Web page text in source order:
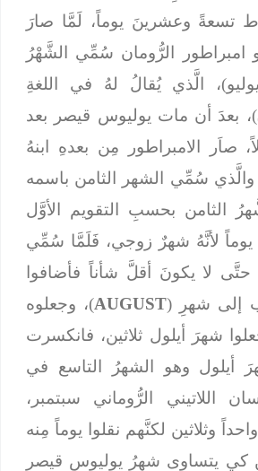
تسعةً وعشرينَ يوماً، لَمَّا صارَ
الرُّومان سُمِّي الشَّهْرُ
الَّذي يُقالُ لهُ في اللغةِ
بعدَ أن مات يوليوس قيصر بعد
صاَر الامبراطور مِن بعدهِ ابنهُ
سُمِّي الشهر الثامن باسمه
الثامن بحسبِ التقويم الأوَّل
يوماً لأنَّهُ شهرٌ زوجي، فَلَمَّا سُمِّي
حتَّى لا يكونَ أقلَّ شأناً فأضافوا
إلى شهرِ ( AUGUST)، وجعلوه
شهرَ أيلول ثلاثين، فانكسرت
أيلول وهو الشهرُ التاسع في
اللاتيني الرُّوماني سبتمبر،
وثلاثين لكنَّهم نقلوا يوماً مِنه
كي يتساوى شهرُ يوليوس قيصر